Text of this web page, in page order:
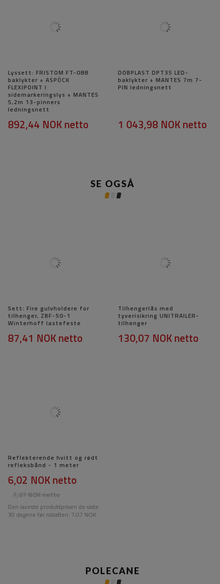
Lyssett: FRISTOM FT-088
baklykter + ASPÖCK
FLEXIPOINT I
sidemarkeringslys + MANTES
5,2m 13-pinners
ledningsnett
892,44 NOKnetto
DOBPLAST DPT35 LED-
baklykter + MANTES 7m 7-
PIN ledningsnett
1 043,98 NOKnetto
SE OGSÅ
Sett: Fire gulvholdere for
tilhenger, ZBF-50-1
Winterhoff lastefeste
87,41 NOKnetto
Tilhengerlås med
tyverisikring UNITRAILER-
tilhenger
130,07 NOKnetto
Reflekterende hvitt og rødt
refleksbånd - 1 meter
7,07 NOKnetto
6,02 NOKnetto
Den laveste produktprisen de siste
30 dagene før rabatten: 7,07 NOK
POLECANE